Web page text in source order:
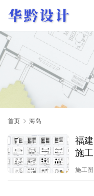
首页 海岛
福
施
施工图